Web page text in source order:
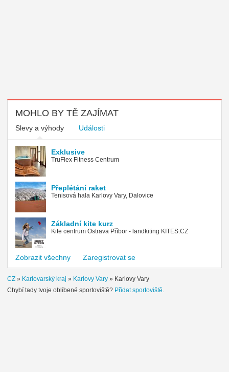
MOHLO BY TĚ ZAJÍMAT
Slevy a výhody Události
Exklusive
TruFlex Fitness Centrum
Přeplétání raket
Tenisová hala Karlovy Vary, Dalovice
Základní kite kurz
Kite centrum Ostrava Příbor - landkiting KITES.CZ
Zobrazit všechny Zaregistrovat se
CZ » Karlovarský kraj » Karlovy Vary » Karlovy Vary
Chybí tady tvoje oblíbené sportoviště? Přidat sportoviště.